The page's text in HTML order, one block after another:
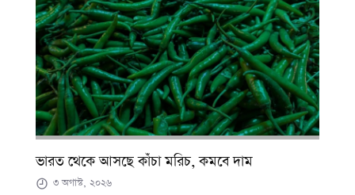
ভারত থেকে আসছে কাঁচা মরিচ, কমবে দাম
৩ অগাস্ট, ২০২৬